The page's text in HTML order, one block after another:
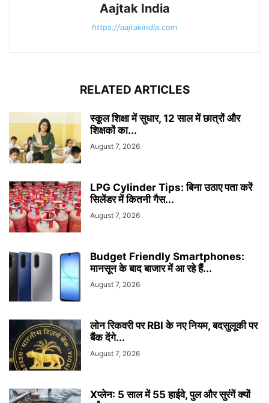
Aajtak India
https://aajtakindia.com
RELATED ARTICLES
स्कूल शिक्षा में सुधार, 12 साल में छात्रों और
शिक्षकों का...
August 7, 2026
LPG Cylinder Tips: बिना उठाए पता करें
सिलेंडर में कितनी गैस...
August 7, 2026
Budget Friendly Smartphones:
मानसून के बाद बाजार में आ रहे हैं...
August 7, 2026
लोन रिकवरी पर RBI के नए नियम, बदसुलूकी पर
बैंक देंगे...
August 7, 2026
Xप्लेन: 5 साल में 55 हाईवे, पुल और सुरंगें क्यों